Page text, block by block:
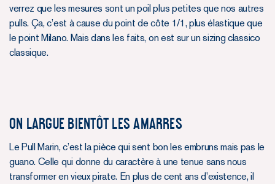
verrez que les mesures sont un poil plus petites que nos autres
pulls. Ça, c’est à cause du point de côte 1/1, plus élastique que
le point Milano. Mais dans les faits, on est sur un sizing classico
classique.
On largue bientôt les amarres
Le Pull Marin, c’est la pièce qui sent bon les embruns mais pas le
guano. Celle qui donne du caractère à une tenue sans nous
transformer en vieux pirate. En plus de cent ans d’existence, il